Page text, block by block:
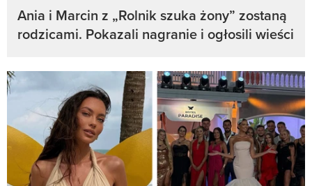
Ania i Marcin z „Rolnik szuka żony” zostaną
rodzicami. Pokazali nagranie i ogłosili wieści